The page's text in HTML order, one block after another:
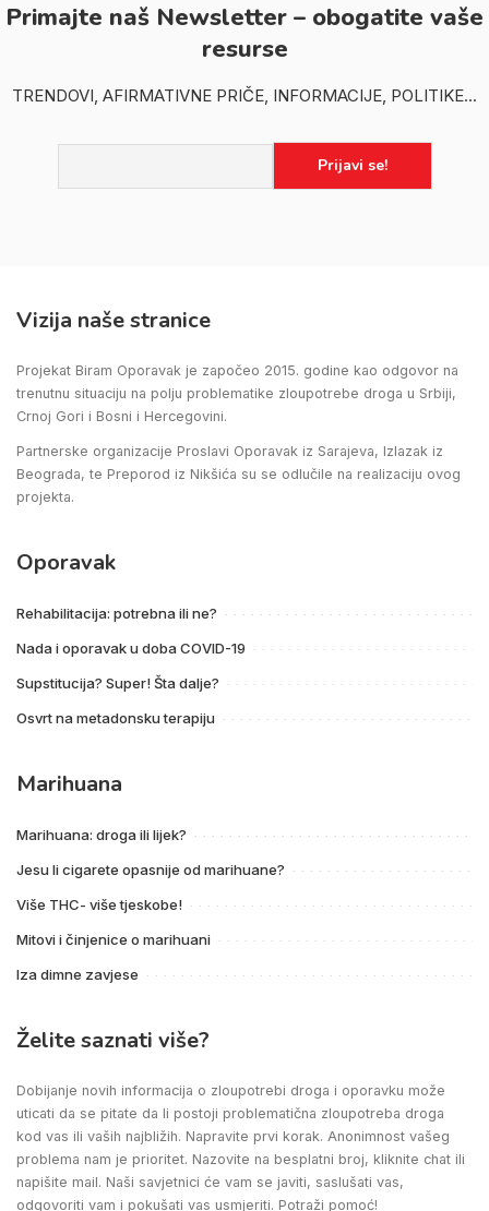
Primajte naš Newsletter – obogatite vaše
resurse
TRENDOVI, AFIRMATIVNE PRIČE, INFORMACIJE, POLITIKE...
Vizija naše stranice
Projekat Biram Oporavak je započeo 2015. godine kao odgovor na
trenutnu situaciju na polju problematike zloupotrebe droga u Srbiji,
Crnoj Gori i Bosni i Hercegovini.
Partnerske organizacije Proslavi Oporavak iz Sarajeva, Izlazak iz
Beograda, te Preporod iz Nikšića su se odlučile na realizaciju ovog
projekta.
Oporavak
Rehabilitacija: potrebna ili ne?
Nada i oporavak u doba COVID-19
Supstitucija? Super! Šta dalje?
Osvrt na metadonsku terapiju
Marihuana
Marihuana: droga ili lijek?
Jesu li cigarete opasnije od marihuane?
Više THC- više tjeskobe!
Mitovi i činjenice o marihuani
Iza dimne zavjese
Želite saznati više?
Dobijanje novih informacija o zloupotrebi droga i oporavku može
uticati da se pitate da li postoji problematična zloupotreba droga
kod vas ili vaših najbližih. Napravite prvi korak. Anonimnost vašeg
problema nam je prioritet. Nazovite na besplatni broj, kliknite chat ili
napišite mail. Naši savjetnici će vam se javiti, saslušati vas,
odgovoriti vam i pokušati vas usmjeriti. Potraži pomoć!